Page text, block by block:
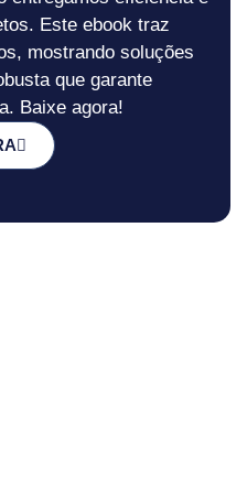
Este ebook traz
mostrando soluções
que garante
Baixe agora!